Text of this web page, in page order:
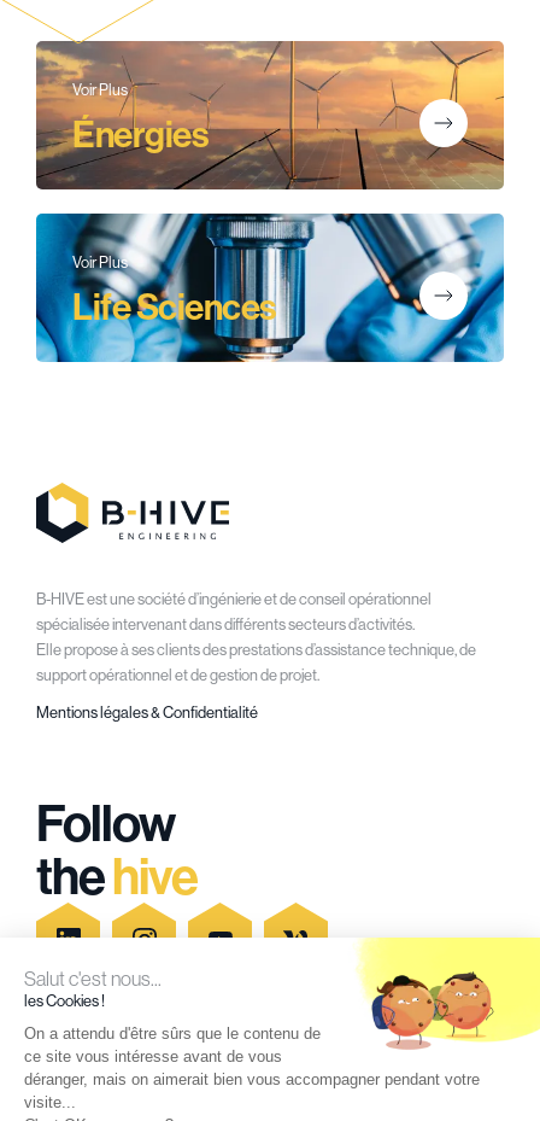
Voir Plus
Énergies
Voir Plus
Life Sciences
B-HIVE est une société d’ingénierie et de conseil opérationnel
spécialisée intervenant dans différents secteurs d’activités.
Elle propose à ses clients des prestations d’assistance technique, de
support opérationnel et de gestion de projet.
Mentions légales & Confidentialité
Follow
thehive
Secteurs d'activités
Recrutement
Blog
Newsletter
Salut c'est nous...
les Cookies !
On a attendu d'être sûrs que le contenu de
ce site vous intéresse avant de vous
déranger, mais on aimerait bien vous accompagner pendant votre
visite...